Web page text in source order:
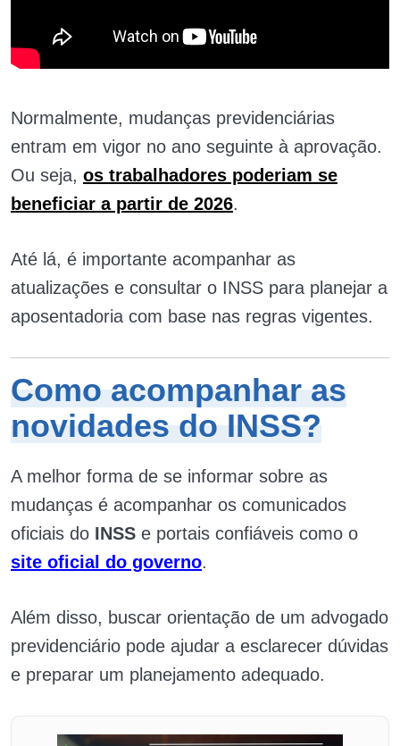
Normalmente, mudanças previdenciárias
entram em vigor no ano seguinte à aprovação.
Ou seja, os trabalhadores poderiam se
beneficiar a partir de 2026.
Até lá, é importante acompanhar as
atualizações e consultar o INSS para planejar a
aposentadoria com base nas regras vigentes.
Como acompanhar as
novidades do INSS?
A melhor forma de se informar sobre as
mudanças é acompanhar os comunicados
oficiais do INSS e portais confiáveis como o
site oficial do governo.
Além disso, buscar orientação de um advogado
previdenciário pode ajudar a esclarecer dúvidas
e preparar um planejamento adequado.